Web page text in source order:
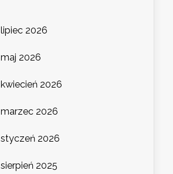
lipiec 2026
maj 2026
kwiecień 2026
marzec 2026
styczeń 2026
sierpień 2025